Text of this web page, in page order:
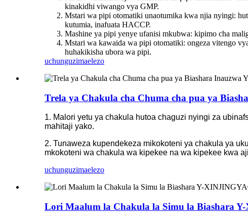
kinakidhi viwango vya GMP.
Mstari wa pipi otomatiki unaotumika kwa njia nyingi:
kutumia, inafuata HACCP.
Mashine ya pipi yenye ufanisi mkubwa: kipimo cha
Mstari wa kawaida wa pipi otomatiki: ongeza vitengo
huhakikisha ubora wa pipi.
uchunguzimaelezo
Trela ​​ya Chakula cha Chuma cha pua ya
1. Malori yetu ya chakula hutoa chaguzi nyingi za
mahitaji yako.
2. Tunaweza kupendekeza mikokoteni ya chakula ya
mkokoteni wa chakula wa kipekee na wa kipekee kwa
uchunguzimaelezo
Lori Maalum la Chakula la Simu la Biashara